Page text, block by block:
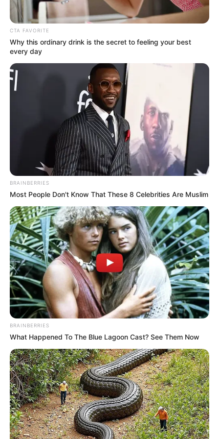
alejarse de los puestos de clasificación en un duelo que
generó grandes expectativas en la capital colombiana.
Lea también:
Pa' que lleve a la suegra: la mejor fritanga
está al lado de Bogotá, dicen expertos
Rodallega abre el marcador en un
primer tiempo de dominio local
El encuentro comenzó conSanta Fetomando la
iniciativa, generando las primeras aproximaciones a
través deHugo Rodallega y Omar Albornoz.
minutos,Santiago Mosqueraestremeció el poste tras una
asistencia de Omar Fernández. El dominio cardenal se vio
recompensado al minuto 44, cuando Rodallega definió
con precisión desde fuera del área para poner el 1-0.
Durante esta primera etapa, el árbitro mostró tarjetas
amarillas aYílmar VelásquezdeSanta FeyMauricio
CastañodePasto, ambas por juego brusco. El equipo
visitante tuvo pocas aproximaciones claras, destacando
un remate de Gustavo Torres que fue controlado por el
CTA FAVORITE
Why this ordinary drink is the secret to feeling your best
every day
BRAINBERRIES
Most People Don't Know That These 8 Celebrities Are Muslim
BRAINBERRIES
What Happened To The Blue Lagoon Cast? See Them Now